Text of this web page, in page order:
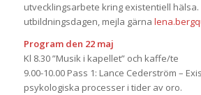
utvecklingsarbete kring existentiell
utbildningsdagen, mejla gärna
Program den 22 maj
Kl 8.30 ”Musik i kapellet” och kaffe/te
9.00-10.00 Pass 1: Lance Cederström –
psykologiska processer i tider av oro.